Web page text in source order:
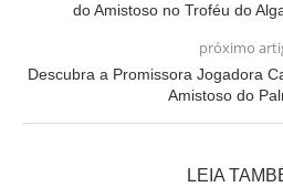
do Amistoso no Troféu do
próximo
Descubra a Promissora Jogadora
Amistoso do
LEIA